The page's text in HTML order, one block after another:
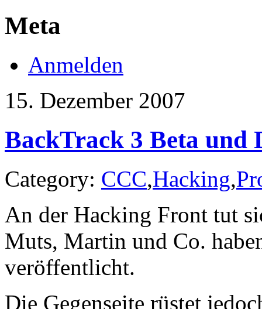
Meta
Anmelden
15. Dezember 2007
BackTrack 3 Beta und
Category: CCC,Hacking,
An der Hacking Front tut
Muts, Martin und Co.
veröffentlicht.
Die Gegenseite rüstet